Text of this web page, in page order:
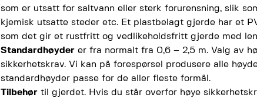
som er utsatt for saltvann eller sterk forurensning, slik
kjemisk utsatte steder etc. Et plastbelagt gjerde har et
som det gir et rustfritt og vedlikeholdsfritt gjerde med
Standardhøyder er fra normalt fra 0,6 – 2,5 m. Valg av
sikkerhetskrav. Vi kan på forespørsel produsere alle
standardhøyder passe for de aller fleste formål.
Tilbehør til gjerdet. Hvis du står overfor høye